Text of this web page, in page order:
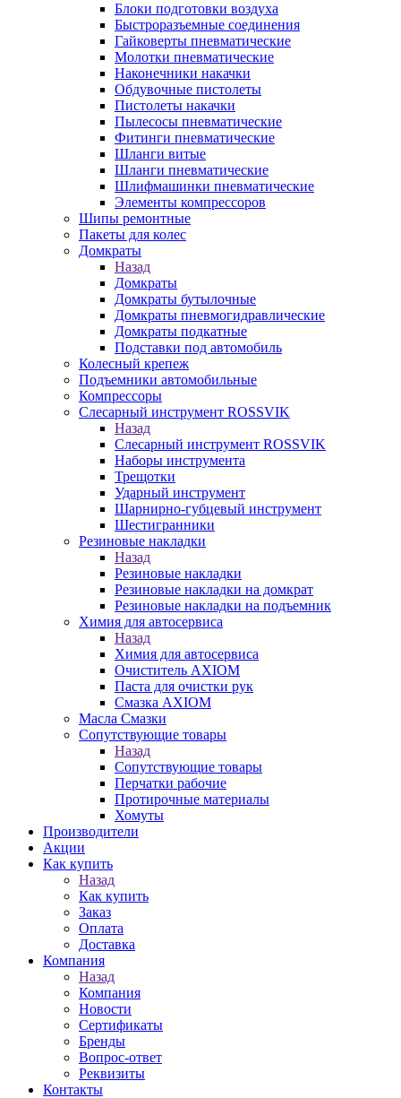
Блоки подготовки воздуха
Быстроразъемные соединения
Гайковерты пневматические
Молотки пневматические
Наконечники накачки
Обдувочные пистолеты
Пистолеты накачки
Пылесосы пневматические
Фитинги пневматические
Шланги витые
Шланги пневматические
Шлифмашинки пневматические
Элементы компрессоров
Шипы ремонтные
Пакеты для колес
Домкраты
Назад
Домкраты
Домкраты бутылочные
Домкраты пневмогидравлические
Домкраты подкатные
Подставки под автомобиль
Колесный крепеж
Подъемники автомобильные
Компрессоры
Слесарный инструмент ROSSVIK
Назад
Слесарный инструмент ROSSVIK
Наборы инструмента
Трещотки
Ударный инструмент
Шарнирно-губцевый инструмент
Шестигранники
Резиновые накладки
Назад
Резиновые накладки
Резиновые накладки на домкрат
Резиновые накладки на подъемник
Химия для автосервиса
Назад
Химия для автосервиса
Очиститель AXIOM
Паста для очистки рук
Смазка AXIOM
Масла Смазки
Сопутствующие товары
Назад
Сопутствующие товары
Перчатки рабочие
Протирочные материалы
Хомуты
Производители
Акции
Как купить
Назад
Как купить
Заказ
Оплата
Доставка
Компания
Назад
Компания
Новости
Сертификаты
Бренды
Вопрос-ответ
Реквизиты
Контакты